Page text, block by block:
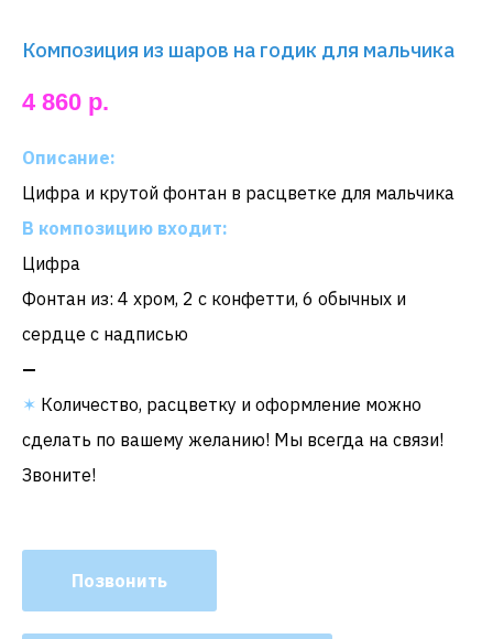
Композиция из шаров на годик для мальчика
4 860 р.
Описание:
Цифра и крутой фонтан в расцветке для мальчика
В композицию входит:
Цифра
Фонтан из: 4 хром, 2 с конфетти, 6 обычных и
сердце с надписью
—
✶ Количество, расцветку и оформление можно
сделать по вашему желанию! Мы всегда на связи!
Звоните!
Позвонить